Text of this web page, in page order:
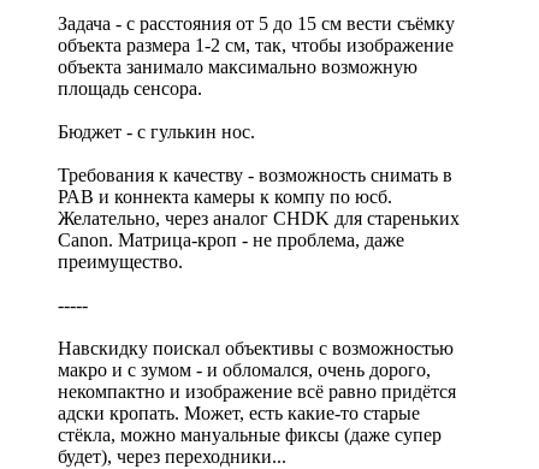
Задача - с расстояния от 5 до 15 см вести съёмку
объекта размера 1-2 см, так, чтобы изображение
объекта занимало максимально возможную
площадь сенсора.
Бюджет - с гулькин нос.
Требования к качеству - возможность снимать в
РАВ и коннекта камеры к компу по юсб.
Желательно, через аналог CHDK для стареньких
Canon. Матрица-кроп - не проблема, даже
преимущество.
-----
Навскидку поискал объективы с возможностью
макро и с зумом - и обломался, очень дорого,
некомпактно и изображение всё равно придётся
адски кропать. Может, есть какие-то старые
стёкла, можно мануальные фиксы (даже супер
будет), через переходники...